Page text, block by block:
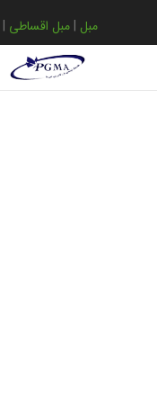
مبل | مبل اقساطی |